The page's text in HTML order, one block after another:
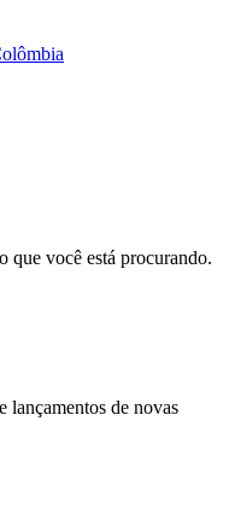
que você está procurando.
lançamentos de novas